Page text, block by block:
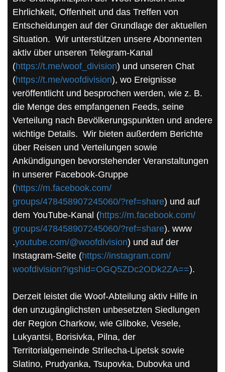
Ehrlichkeit, Offenheit und das Treffen von
Entscheidungen auf der Grundlage der aktuellen
Situation. Wir unterstützen unsere Abonnenten
aktiv über unseren Telegram-Kanal
(https://t.me/woof_division) und unseren Chat
(https://t.me/woofdivision), wo Ereignisse
veröffentlicht und besprochen werden, wie z. B.
die Menge des empfangenen Feeds, seine
Verteilung nach Bevölkerungspunkten und andere
wichtige Details. Wir bieten außerdem Berichte
über Reisen und Verteilungen sowie
Ankündigungen bevorstehender Veranstaltungen
in unserer Facebook-Gruppe
(https://m.facebook.com/
groups/478458907245060/?ref=share) und auf
dem YouTube-Kanal (https://m.facebook.com/
groups/478458907245060/?ref=share). www
.youtube.com/@woofdivision) und auf der
Instagram-Seite (https://instagram.com/
woofdivision?igshid=OGQ5ZDc2ODk2ZA==).
Derzeit leistet die Woof-Abteilung aktiv Hilfe in
den unzugänglichsten unbesetzten Siedlungen
der Region Charkow, wie Gliboke, Vesele,
Lukyantsi, Borisivka, Pilna, der
Territorialgemeinde Strilecha-Lipetsk sowie
Slatino, Prudyanka, Tsupovka, Dubovka und